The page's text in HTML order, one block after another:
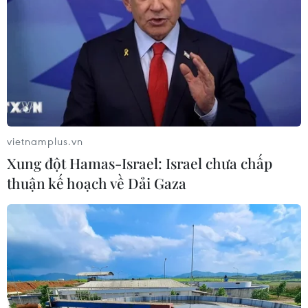
máy in 3D 'thực'
05/04/2018 02:28
Giới khoa học đã phát minh ra hàng chục máy in 3D có
khả năng in bằng mọi chất liệu, song chỉ máy in 3D mới
nhất của Nga có thể giải quyết được 2 hạn chế là độ
phân giải thấp và tốc độ in chậm.
vietnamplus.vn
Xung đột Hamas-Israel: Israel chưa chấp
thuận kế hoạch về Dải Gaza